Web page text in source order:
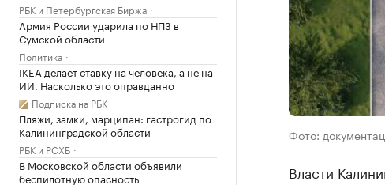
РБК и Петербургская Биржа
Армия России ударила по НПЗ в
Сумской области
Политика
IKEA делает ставку на человека, а не на
ИИ. Насколько это оправданно
Подписка на РБК
Пляжи, замки, марципан: гастрогид по
Калининградской области
РБК и РСХБ
В Московской области объявили
беспилотную опасность
Фото:
Власти